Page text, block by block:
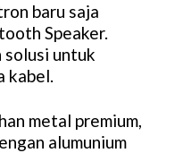
baru saja
Speaker.
solusi untuk
kabel.
metal premium,
alumunium